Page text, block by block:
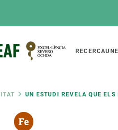
RECERCA
UN ESTUDI REVELA QUE